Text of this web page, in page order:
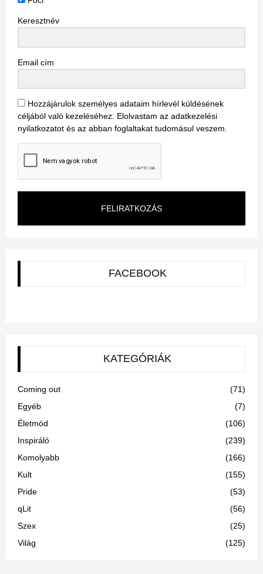
Keresztnév
Email cím
Hozzájárulok személyes adataim hírlevél küldésének
céljából való kezeléséhez. Elolvastam az adatkezelési
nyilatkozatot és az abban foglaltakat tudomásul veszem.
FELIRATKOZÁS
FACEBOOK
KATEGÓRIÁK
Coming out
(71)
Egyéb
(7)
Életmód
(106)
Inspiráló
(239)
Komolyabb
(166)
Kult
(155)
Pride
(53)
qLit
(56)
Szex
(25)
Világ
(125)